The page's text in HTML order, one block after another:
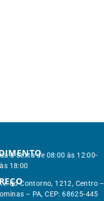
à Sexta de 08:00 às 12:00-
18:00
do Contorno, 1212, Centro –
– PA, CEP: 68625-445